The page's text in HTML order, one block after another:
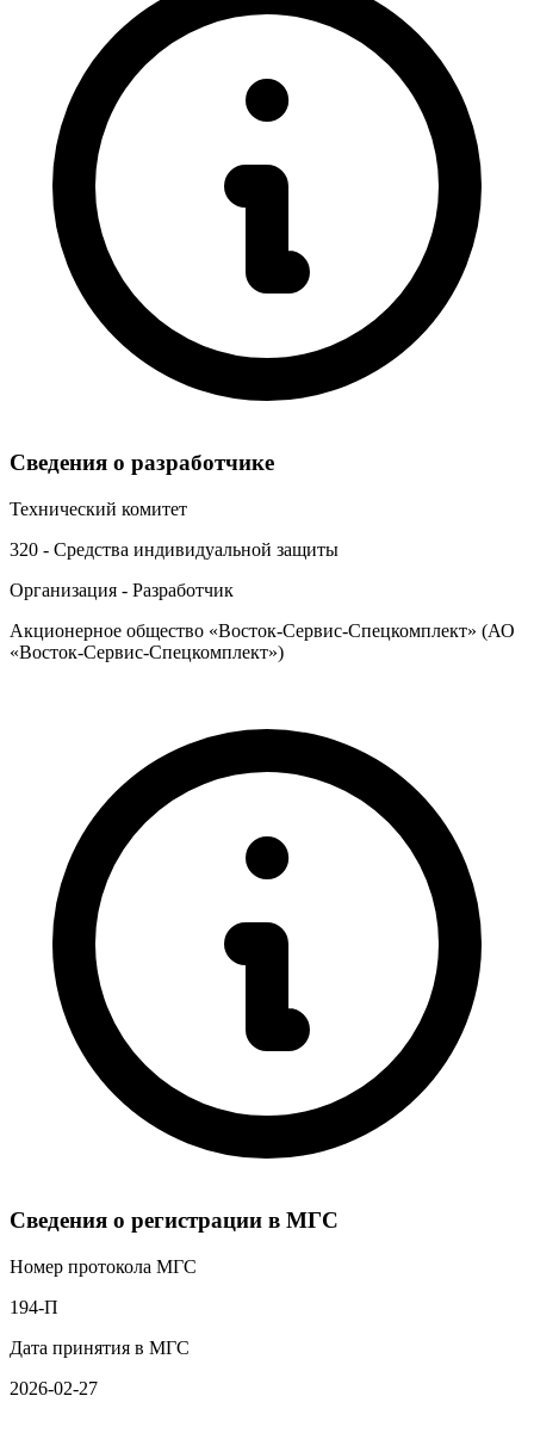
Сведения о разработчике
Технический комитет
320 - Средства индивидуальной защиты
Организация - Разработчик
Акционерное общество «Восток-Сервис-Спецкомплект» (АО
«Восток-Сервис-Спецкомплект»)
Сведения о регистрации в МГС
Номер протокола МГС
194-П
Дата принятия в МГС
2026-02-27